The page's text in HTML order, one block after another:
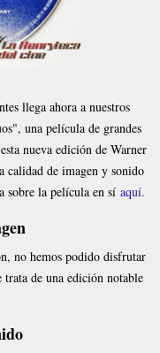
llega ahora a nuestros
una película de grandes
nueva edición de Warner
calidad de imagen y sonido
sobre la película en síaquí.
no hemos podido disfrutar
de una edición notable